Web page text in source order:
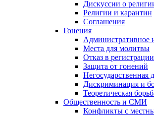
Дискуссии о
Религии и карантин
Соглашения
Гонения
Административное
Места для молитвы
Отказ в
Защита от гонений
Негосударственная
Дискриминация и
Теоретическая
Общественность и СМИ
Конфликты с